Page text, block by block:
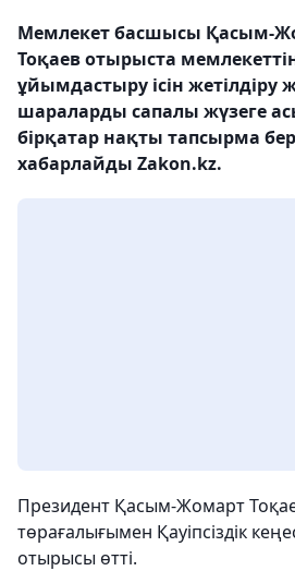
Мемлекет басшысы Қасым-
Тоқаев отырыста
ұйымдастыру ісін жетілдіру
шараларды сапалы жүзеге
бірқатар нақты тапсырма
хабарлайды Zakon.kz.
Президент Қасым-Жомарт
төрағалығымен Қауіпсіздік
отырысы өтті.